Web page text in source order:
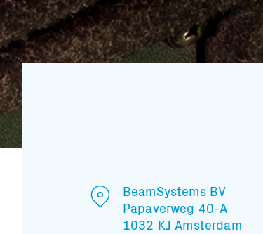
BeamSystems BV
Papaverweg 40-A
1032 KJ Amsterdam